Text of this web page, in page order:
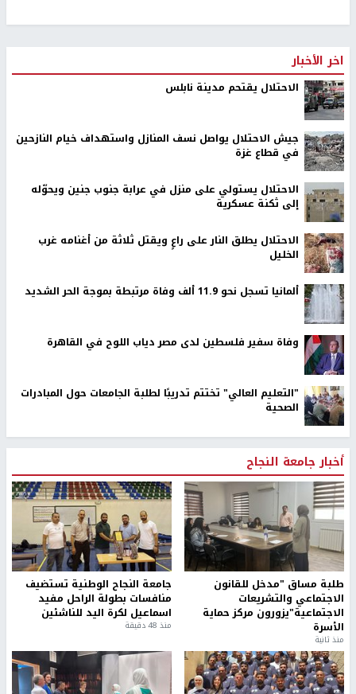
اخر الأخبار
الاحتلال يقتحم مدينة نابلس
جيش الاحتلال يواصل نسف المنازل واستهداف خيام النازحين
في قطاع غزة
الاحتلال يستولي على منزل في عرابة جنوب جنين ويحوّله
إلى ثكنة عسكرية
الاحتلال يطلق النار على راعٍ ويقتل ثلاثة من أغنامه غرب
الخليل
ألمانيا تسجل نحو 11.9 ألف وفاة مرتبطة بموجة الحر الشديد
وفاة سفير فلسطين لدى مصر دياب اللوح في القاهرة
"التعليم العالي" تختتم تدريبًا لطلبة الجامعات حول المبادرات
الصحية
أخبار جامعة النجاح
طلبة مساق "مدخل للقانون
الاجتماعي والتشريعات
الاجتماعية"يزورون مركز حماية
الأسرة
منذ ثانية
جامعة النجاح الوطنية تستضيف
منافسات بطولة الراحل مفيد
اسماعيل لكرة اليد للناشئين
منذ 48 دقيقة